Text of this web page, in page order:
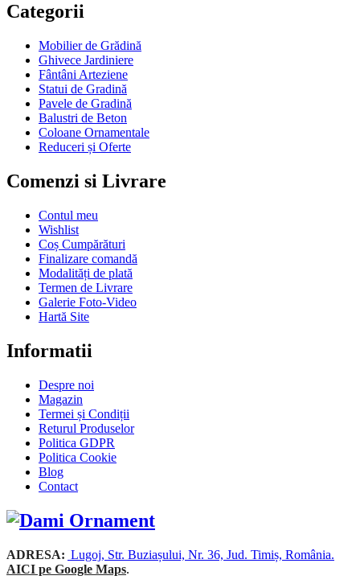
Categorii
Mobilier de Grădină
Ghivece Jardiniere
Fântâni Arteziene
Statui de Gradină
Pavele de Gradină
Balustri de Beton
Coloane Ornamentale
Reduceri și Oferte
Comenzi si Livrare
Contul meu
Wishlist
Coș Cumpărături
Finalizare comandă
Modalități de plată
Termen de Livrare
Galerie Foto-Video
Hartă Site
Informatii
Despre noi
Magazin
Termei și Condiții
Returul Produselor
Politica GDPR
Politica Cookie
Blog
Contact
ADRESA: Lugoj, Str. Buziașului, Nr. 36, Jud. Timiș, România.
AICI pe Google Maps.